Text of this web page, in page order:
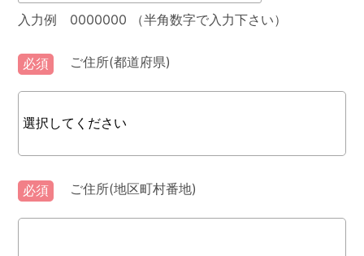
入力例 0000000 （半角数字で入力下さい）
ご住所(都道府県)
必須
ご住所(地区町村番地)
必須